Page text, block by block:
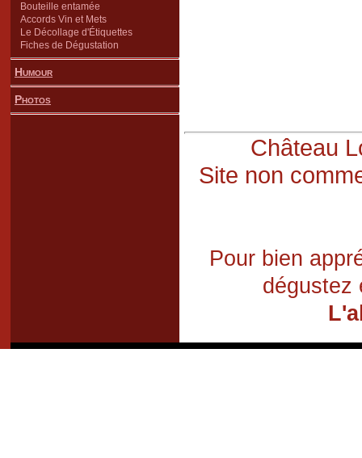
Bouteille entamée
Accords Vin et Mets
Le Décollage d'Étiquettes
Fiches de Dégustation
Humour
Photos
Château
Site non
Pour bien
dégustez